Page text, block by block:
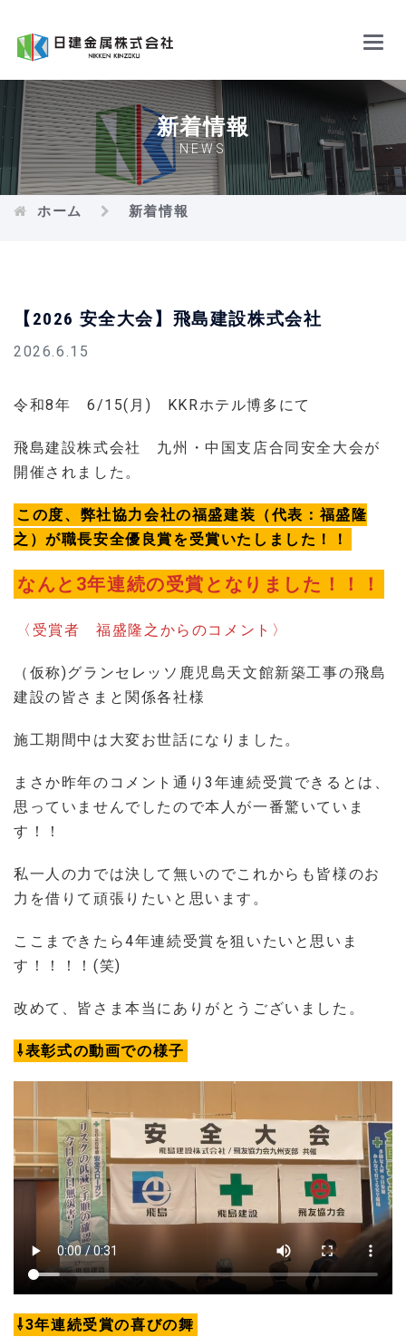
Main
Menu
新着情報
NEWS
ホーム 新着情報
【2026 安全大会】飛島建設株式会社
2026.6.15
令和8年 6/15(月) KKRホテル博多にて
飛島建設株式会社 九州・中国支店合同安全大会が
開催されました。
この度、弊社協力会社の福盛建装（代表：福盛隆
之）が職長安全優良賞を受賞いたしました！！
なんと3年連続の受賞となりました！！！
〈受賞者 福盛隆之からのコメント〉
（仮称)グランセレッソ鹿児島天文館新築工事の飛島
建設の皆さまと関係各社様
施工期間中は大変お世話になりました。
まさか昨年のコメント通り3年連続受賞できるとは、
思っていませんでしたので本人が一番驚いていま
す！！
私一人の力では決して無いのでこれからも皆様のお
力を借りて頑張りたいと思います。
ここまできたら4年連続受賞を狙いたいと思いま
す！！！！(笑)
改めて、皆さま本当にありがとうございました。
⇩表彰式の動画での様子
⇩3年連続受賞の喜びの舞